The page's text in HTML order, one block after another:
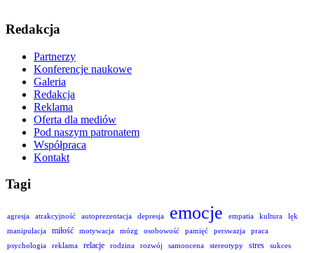
Redakcja
Partnerzy
Konferencje naukowe
Galeria
Redakcja
Reklama
Oferta dla mediów
Pod naszym patronatem
Współpraca
Kontakt
Tagi
agresja atrakcyjność autoprezentacja depresja emocje empatia kultura
lęk
manipulacja
miłość motywacja mózg osobowość pamięć perswazja
praca
psychologia
reklama relacje rodzina rozwój samoocena stereotypy stres sukces